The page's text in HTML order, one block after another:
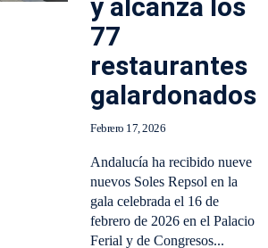
y alcanza los
77
restaurantes
galardonados
Febrero 17, 2026
Andalucía ha recibido nueve
nuevos Soles Repsol en la
gala celebrada el 16 de
febrero de 2026 en el Palacio
Ferial y de Congresos...